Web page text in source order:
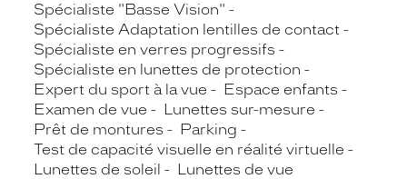
Spécialiste "Basse Vision"
Spécialiste Adaptation lentilles de contact
Spécialiste en verres progressifs
Spécialiste en lunettes de protection
Expert du sport à la vue
Espace enfants
Examen de vue
Lunettes sur-mesure
Prêt de montures
Parking
Test de capacité visuelle en réalité virtuelle
Lunettes de soleil
Lunettes de vue